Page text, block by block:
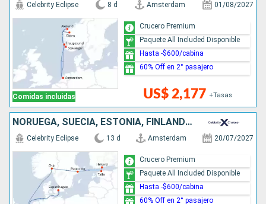
Comidas incluidas
Celebrity Eclipse 8 d Amsterdam 01/08/2027
US$ 2,177 +Tasas
Crucero Premium
Paquete All Included Disponible
Hasta -$600/cabina
60% Off en 2° pasajero
NORUEGA, SUECIA, ESTONIA, FINLANDIA, DINAMARCA, PAISES BAJOS
Celebrity Eclipse 13 d Amsterdam 20/07/2027
Crucero Premium
Paquete All Included Disponible
Hasta -$600/cabina
60% Off en 2° pasajero